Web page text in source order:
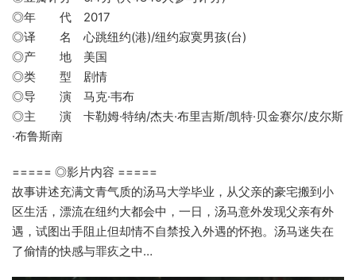
◎年 代 2017
◎译 名 心跳纽约(港)/纽约寂寞男孩(台)
◎产 地 美国
◎类 型 剧情
◎导 演 马克·韦布
◎主 演 卡勒姆·特纳/杰夫·布里吉斯/凯特·贝金赛尔/皮尔斯
·布鲁斯南
===== ◎影片内容 =====
故事讲述充满文青气质的汤马大学毕业，从父亲的豪宅搬到小
区生活，漂流在纽约大都会中，一日，汤马意外发现父亲有外
遇，试图出手阻止但却情不自禁投入外遇的怀抱。汤马迷失在
了偷情的快感与罪疚之中…